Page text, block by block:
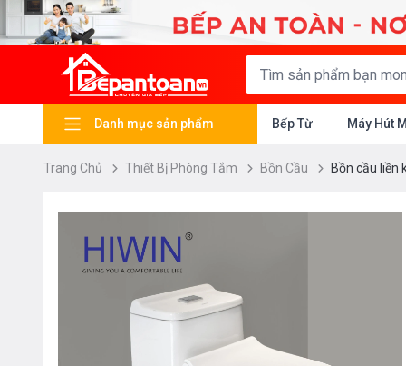
Danh mục sản phẩm Bếp Từ Máy Hút
Trang Chủ Thiết Bị Phòng Tắm Bồn Cầu Bồn cầu liền